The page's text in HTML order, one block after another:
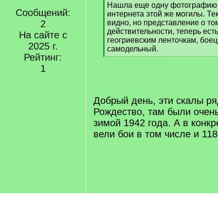
Сообщений:
2
На сайте с
2025 г.
Рейтинг:
1
[
q
]
Нашла еще одну фотографию
интернета этой же могилы.
видно, но представление о
действительности, теперь
геогриевским ленточкам,
самодельный.
[
Добрый день, эти скалы
Рождество, там были
зимой 1942 года. А в
вели бои в том числе и